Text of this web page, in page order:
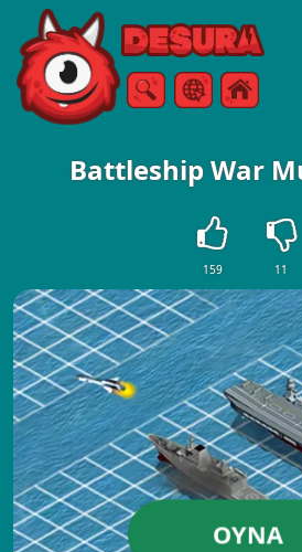
Free Online Games
AramaMenü
Battleship War
159 11
OYNA